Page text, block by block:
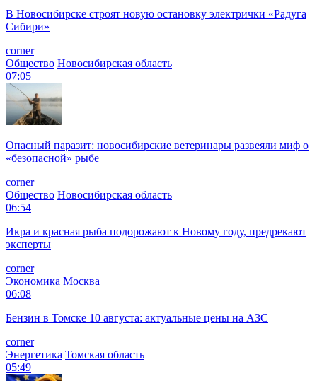
В Новосибирске строят новую остановку электрички «Радуга
Сибири»
corner
Общество Новосибирская область
07:05
Опасный паразит: новосибирские ветеринары развеяли миф о
«безопасной» рыбе
corner
Общество Новосибирская область
06:54
Икра и красная рыба подорожают к Новому году, предрекают
эксперты
corner
Экономика Москва
06:08
Бензин в Томске 10 августа: актуальные цены на АЗС
corner
Энергетика Томская область
05:49